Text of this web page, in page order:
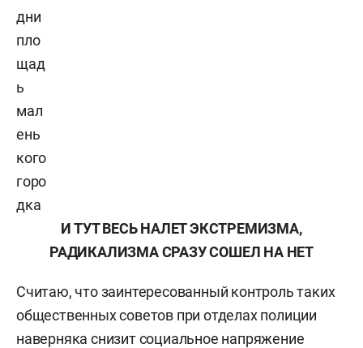
дни
пло
щад
ь
мал
ень
кого
горо
дка
И ТУТ ВЕСЬ НАЛЕТ ЭКСТРЕМИЗМА,
РАДИКАЛИЗМА СРАЗУ СОШЕЛ НА НЕТ
Считаю, что заинтересованный контроль таких
общественных советов при отделах полиции
наверняка снизит социальное напряжение